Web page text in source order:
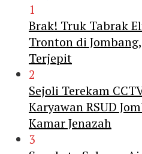
1
Brak! Truk Tabrak
Tronton di
Terjepit
2
Sejoli Terekam
Karyawan RSUD
Kamar Jenazah
3